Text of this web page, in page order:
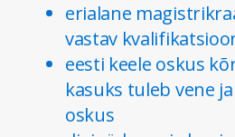
erialane
vastav
eesti keele oskus
kasuks tuleb vene
oskus